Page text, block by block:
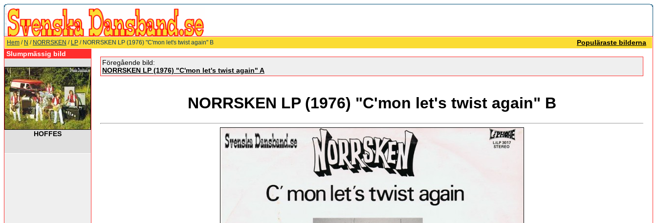
Hem / N / NORRSKEN / LP / NORRSKEN LP (1976) "C'mon let's twist again" B
Populäraste bilderna
Slumpmässig bild
HOFFES
Föregående bild:
NORRSKEN LP (1976) "C'mon let's twist again" A
NORRSKEN LP (1976) "C'mon let's twist again" B